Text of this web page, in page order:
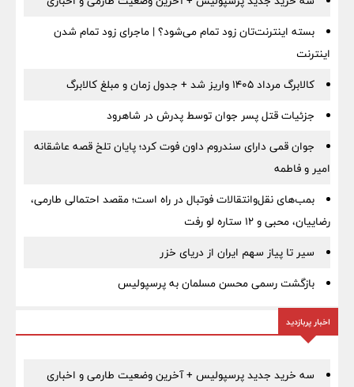
بسته اینترنت‌تان زود تمام می‌شود؟ | ماجرای زود تمام شدن
اینترنت
کالابرگ مرداد ۱۴۰۵ واریز شد + جدول زمان و مبلغ کالابرگ
جزئیات قتل پسر جوان توسط پدرش در شاهرود
جوان قمی دارای سندروم داون فوت کرد؛ پایان تلخ قصه عاشقانه
امیر و فاطمه
بمب‌های نقل‌وانتقالات فوتبال در راه است؛ مقصد احتمالی طارمی،
رضاییان، محبی و ۱۲ ستاره لو رفت
سیر تا پیاز سهم ایران از دریای خزر
بازگشت رسمی محسن مسلمان به پرسپولیس
اخبار پربازدید
سه خرید جدید پرسپولیس + آخرین وضعیت طارمی و اخباری